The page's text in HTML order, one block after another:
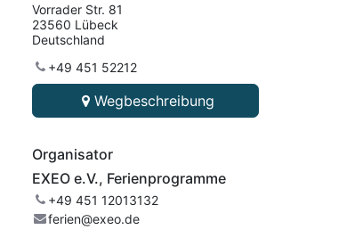
Vorrader Str. 81
23560 Lübeck
Deutschland
+49 451 52212
Wegbeschreibung
Organisator
EXEO e.V., Ferienprogramme
+49 451 12013132
ferien@exeo.de